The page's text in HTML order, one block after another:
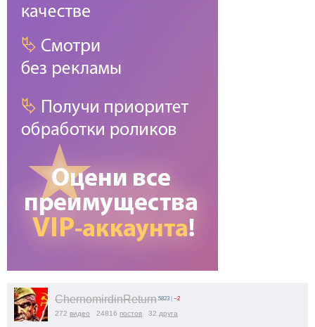
ChernomirdinReturn 5823 −2
272 видео 24816 постов 32 друга